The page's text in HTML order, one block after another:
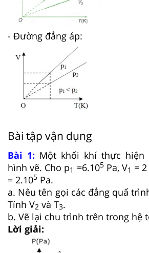
- Đường đẳng áp:
Bài tập vận dụng
Bài 1: Một khối khí thực
hình vẽ. Cho p1 =6.105Pa, V1 =
= 2.105 Pa.
a. Nêu tên gọi các đẳng quấ
Tính V2 và T3.
b. Vẽ lại chu trình trên trong hệ
Lời giải: